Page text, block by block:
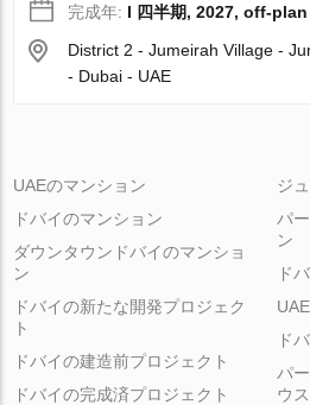
完成年: I 四半期, 2027, off-plan
District 2 - Jumeirah Village -
- Dubai - UAE
UAEのマンション
ドバイのマンション
ダウンタウンドバイのマンショ
ン
ジ
パ
ン
ド
ドバイの新たな開発プロジェク
ト
ドバイの建造前プロジェクト
ドバイの完成済プロジェクト
ド
パ
ウス